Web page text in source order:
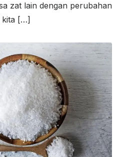
zat lain dengan perubahan
kita […]